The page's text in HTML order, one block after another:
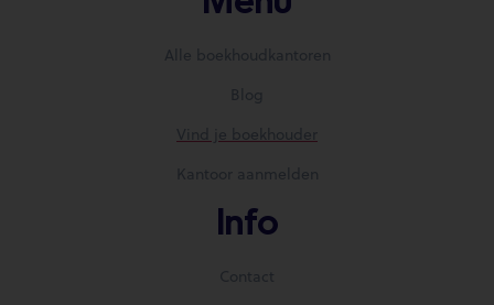
Alle boekhoudkantoren
Blog
Vind je boekhouder
Kantoor aanmelden
Info
Contact